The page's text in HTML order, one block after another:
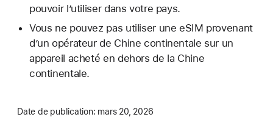
pouvoir l’utiliser dans votre pays.
Vous ne pouvez pas utiliser une eSIM provenant
d’un opérateur de Chine continentale sur un
appareil acheté en dehors de la Chine
continentale.
Date de publication: mars 20, 2026